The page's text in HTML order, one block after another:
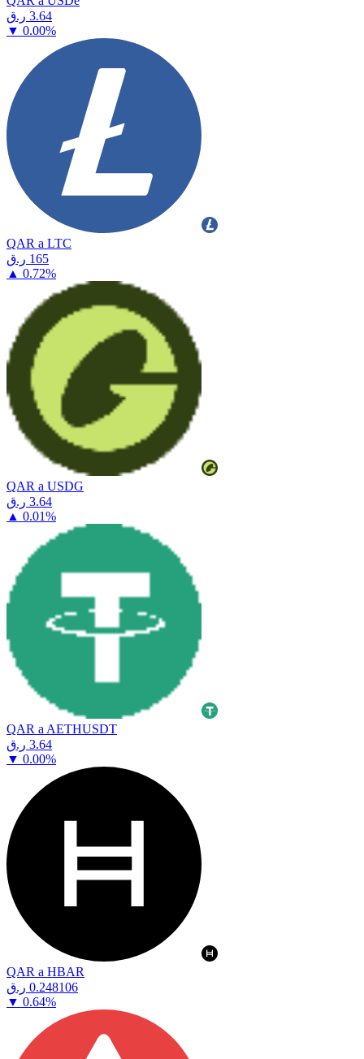
⁦ر.ق⁩ 3.64
▼ 0.00%
QAR a LTC
⁦ر.ق⁩ 165
▲ 0.72%
QAR a USDG
⁦ر.ق⁩ 3.64
▲ 0.01%
QAR a AETHUSDT
⁦ر.ق⁩ 3.64
▼ 0.00%
QAR a HBAR
⁦ر.ق⁩ 0.248106
▼ 0.64%